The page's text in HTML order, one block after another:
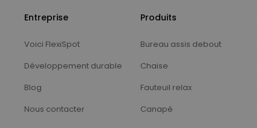
Entreprise
Voici FlexiSpot
Développement durable
Blog
Nous contacter
Produits
Bureau assis debout
Chaise
Fauteuil relax
Canapé